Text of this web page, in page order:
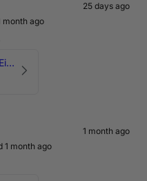
25 days ago
month ago
MQB Billet Aluminium Einsatz Drehmomentstütze - DOGBONE für Audi RS3, TTRS, RSQ3
1 month ago
1 month ago